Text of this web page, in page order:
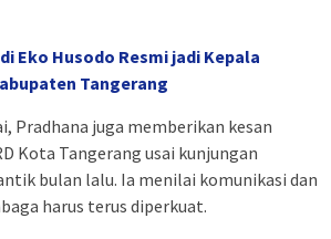
Eko Husodo Resmi jadi Kepala
Tangerang
Pradhana juga memberikan kesan
Kota Tangerang usai kunjungan
bulan lalu. Ia menilai komunikasi dan
harus terus diperkuat.